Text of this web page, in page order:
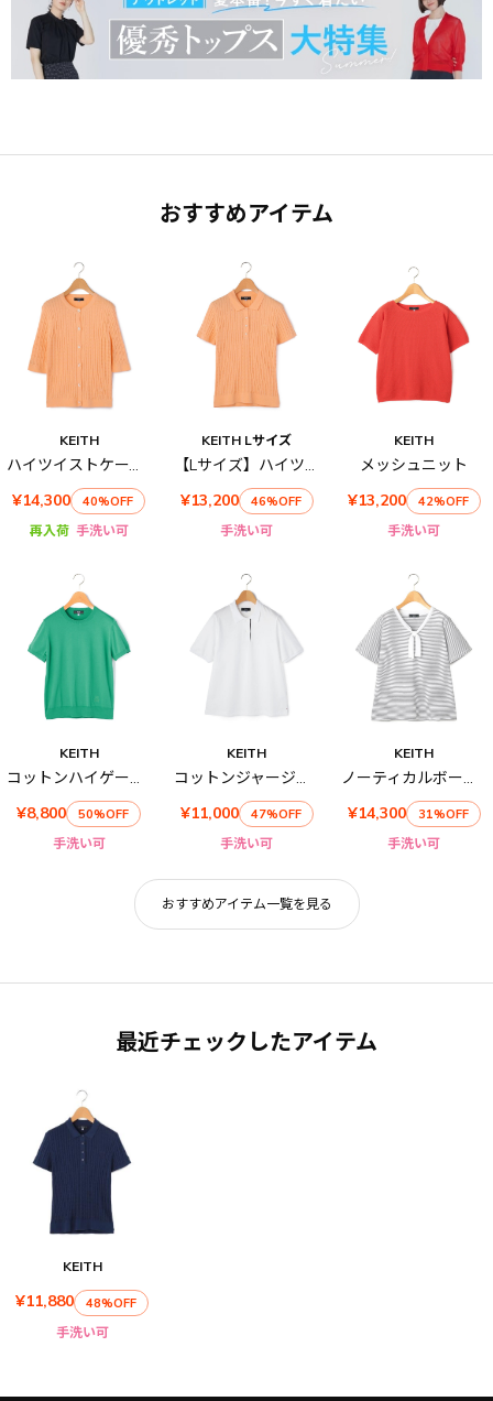
おすすめアイテム
KEITH
ハイツイストケーブルカーディガン
¥14,300
40%OFF
再入荷 手洗い可
KEITH Lサイズ
【Lサイズ】ハイツイストケーブルポロカラーニット
¥13,200
46%OFF
手洗い可
KEITH
メッシュニット
¥13,200
42%OFF
手洗い可
KEITH
コットンハイゲージ半袖ニット
¥8,800
50%OFF
手洗い可
KEITH
コットンジャージーポロ
¥11,000
47%OFF
手洗い可
KEITH
ノーティカルボーダーカットソー
¥14,300
31%OFF
手洗い可
おすすめアイテム一覧を見る
最近チェックしたアイテム
KEITH
¥11,880 48%OFF
手洗い可